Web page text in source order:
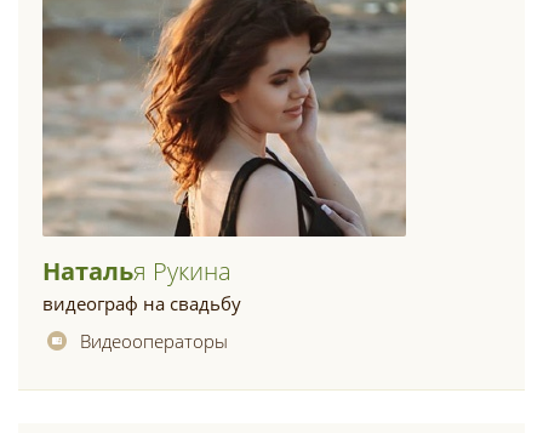
НатальЯ Рукина
видеограф на свадьбу
Видеооператоры